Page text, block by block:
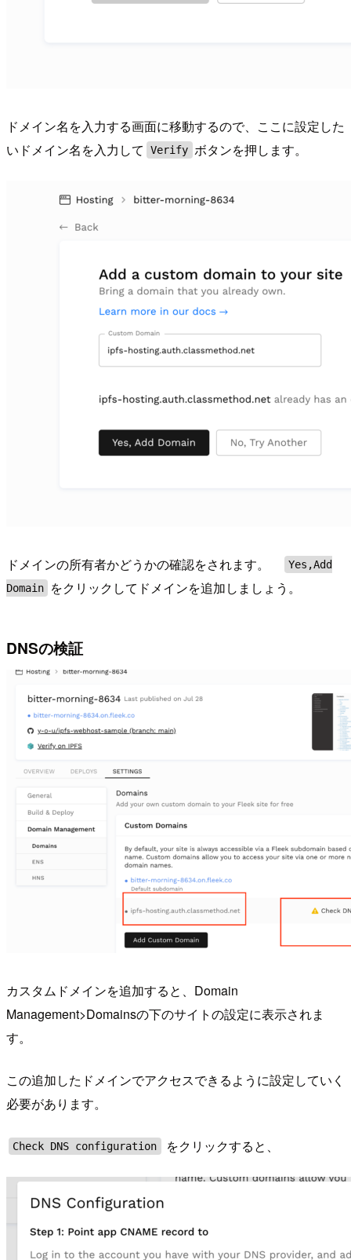
ドメイン名を入力する画面に移動するので、ここに設定した
いドメイン名を入力して
Verify ボタンを押します。
ドメインの所有者かどうかの確認をされます。
Yes,Add
Domain
をクリックしてドメインを追加しましょう。
DNSの検証
カスタムドメインを追加すると、Domain
Management>Domainsの下のサイトの設定に表示されま
す。
この追加したドメインでアクセスできるように設定していく
必要があります。
Check DNS configuration をクリックすると、